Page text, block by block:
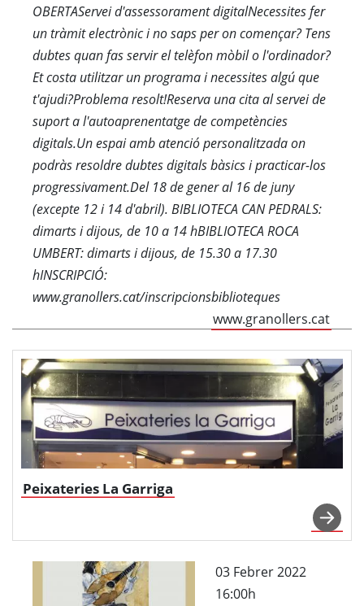
OBERTAServei d'assessorament digitalNecessites fer
un tràmit electrònic i no saps per on començar? Tens
dubtes quan fas servir el telèfon mòbil o l'ordinador?
Et costa utilitzar un programa i necessites algú que
t'ajudi?Problema resolt!Reserva una cita al servei de
suport a l'autoaprenentatge de competències
digitals.Un espai amb atenció personalitzada on
podràs resoldre dubtes digitals bàsics i practicar-los
progressivament.Del 18 de gener al 16 de juny
(excepte 12 i 14 d'abril). BIBLIOTECA CAN PEDRALS:
dimarts i dijous, de 10 a 14 hBIBLIOTECA ROCA
UMBERT: dimarts i dijous, de 15.30 a 17.30
hINSCRIPCIÓ:
www.granollers.cat/inscripcionsbiblioteques
www.granollers.cat
Peixateries La Garriga
03 Febrer 2022
16:00h